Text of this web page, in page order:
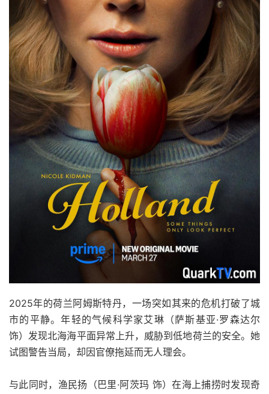
2025年的荷兰阿姆斯特丹，一场突如其来的危机打破了城
市的平静。年轻的气候科学家艾琳（萨斯基亚·罗森达尔
饰）发现北海海平面异常上升，威胁到低地荷兰的安全。她
试图警告当局，却因官僚拖延而无人理会。
与此同时，渔民扬（巴里·阿茨玛 饰）在海上捕捞时发现奇